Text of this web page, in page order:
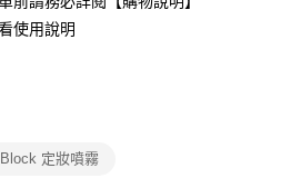
】
點擊此簡訊中的連結，可透過四大超商／
付款，方視為交易完成。
需立刻繳費，但若您需要取消訂單，請聯絡
取消之訂單仍視為有效，需透過AFTEE先享
上)免運費
上)免運費
使用說明
定妝噴霧